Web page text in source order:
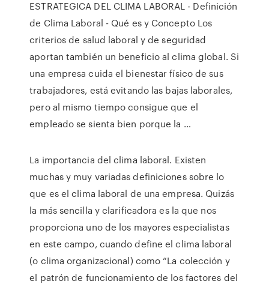
ESTRATEGICA DEL CLIMA LABORAL - Definición
de Clima Laboral - Qué es y Concepto Los
criterios de salud laboral y de seguridad
aportan también un beneficio al clima global. Si
una empresa cuida el bienestar físico de sus
trabajadores, está evitando las bajas laborales,
pero al mismo tiempo consigue que el
empleado se sienta bien porque la …
La importancia del clima laboral. Existen
muchas y muy variadas definiciones sobre lo
que es el clima laboral de una empresa. Quizás
la más sencilla y clarificadora es la que nos
proporciona uno de los mayores especialistas
en este campo, cuando define el clima laboral
(o clima organizacional) como “La colección y
el patrón de funcionamiento de los factores del